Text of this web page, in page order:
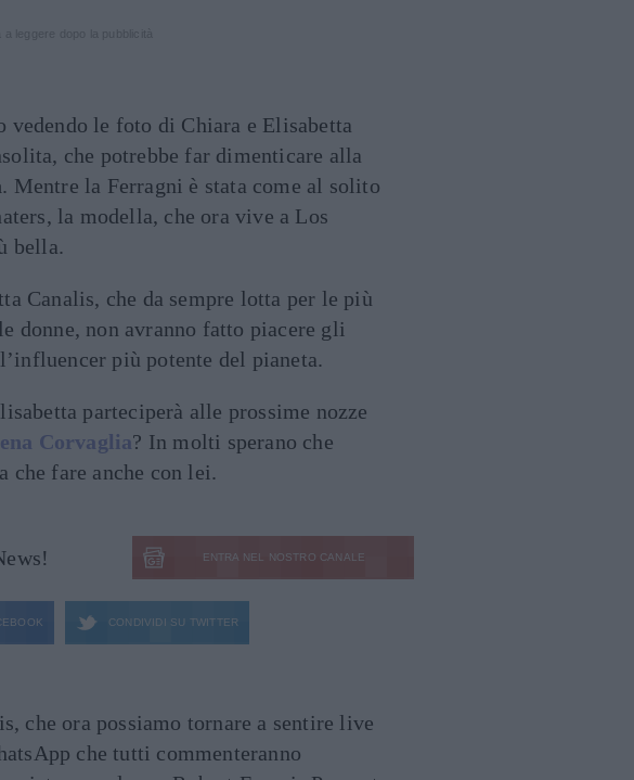
le foto di Chiara e Elisabetta
che potrebbe far dimenticare alla
. Mentre la Ferragni è stata come al solito
la modella, che ora vive a Los
bella.
Canalis, che da sempre lotta per le più
donne, non avranno fatto piacere gli
più potente del pianeta.
parteciperà alle prossime nozze
Corvaglia? In molti sperano che
che fare anche con lei.
ENTRA NEL NOSTRO CANALE
CONDIVIDI SU TWITTER
che ora possiamo tornare a sentire live
che tutti commenteranno